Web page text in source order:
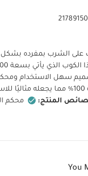
الشرب بمفرده بشكل
سهل الاستخدام
التسرب بنسبة 100% مما يجعله
المنتج:
محكم
مانع للتسرب: مزودYou